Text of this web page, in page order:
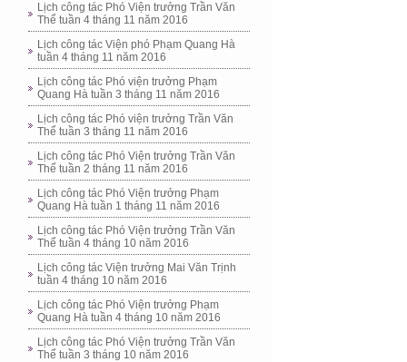
Lịch công tác Phó Viện trưởng Trần Văn
Thể tuần 4 tháng 11 năm 2016
Lịch công tác Viện phó Phạm Quang Hà
tuần 4 tháng 11 năm 2016
Lịch công tác Phó viện trưởng Phạm
Quang Hà tuần 3 tháng 11 năm 2016
Lịch công tác Phó viện trưởng Trần Văn
Thể tuần 3 tháng 11 năm 2016
Lịch công tác Phó Viện trưởng Trần Văn
Thể tuần 2 tháng 11 năm 2016
Lịch công tác Phó Viện trưởng Phạm
Quang Hà tuần 1 tháng 11 năm 2016
Lịch công tác Phó Viện trưởng Trần Văn
Thể tuần 4 tháng 10 năm 2016
Lịch công tác Viện trưởng Mai Văn Trịnh
tuần 4 tháng 10 năm 2016
Lịch công tác Phó Viện trưởng Phạm
Quang Hà tuần 4 tháng 10 năm 2016
Lịch công tác Phó Viện trưởng Trần Văn
Thể tuần 3 tháng 10 năm 2016